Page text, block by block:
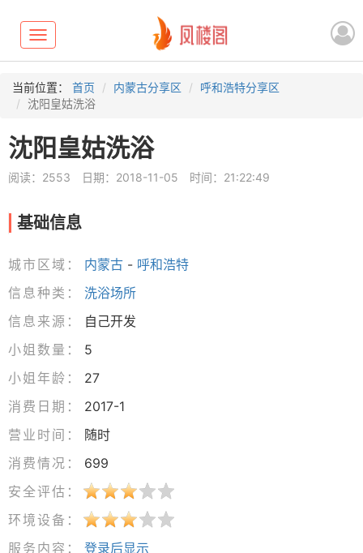
Toggle
navigation
当前位置： 首页 内蒙古分享区
呼和浩特分享区
沈阳皇姑洗浴
沈阳皇姑洗浴
阅读：2553 日期：2018-11-05 时间：21:22:49
基础信息
城市区域： 内蒙古 - 呼和浩特
信息种类：
洗浴场所
信息来源：
自己开发
小姐数量：
5
小姐年龄：
27
消费日期：
2017-1
营业时间：
随时
消费情况：
699
安全评估：
环境设备：
服务内容：
登录后显示